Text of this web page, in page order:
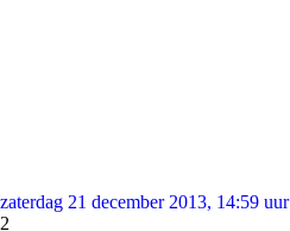
zaterdag 21 december 2013, 14:59 uur
2